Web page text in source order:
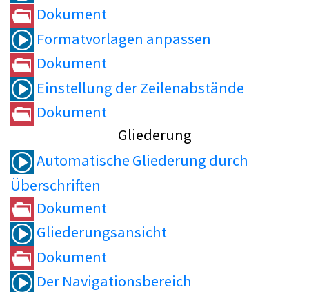
Dokument
Formatvorlagen anpassen
Dokument
Einstellung der Zeilenabstände
Dokument
Gliederung
Automatische Gliederung durch
Überschriften
Dokument
Gliederungsansicht
Dokument
Der Navigationsbereich